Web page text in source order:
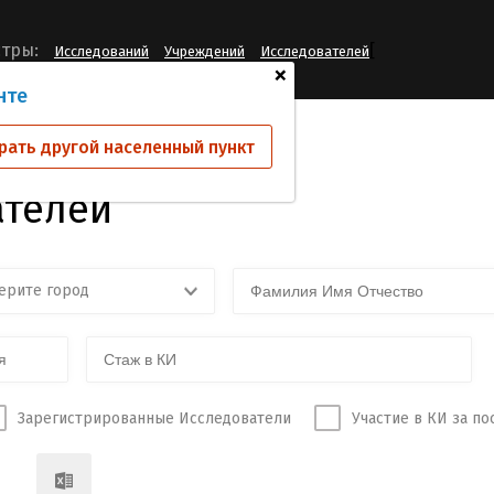
+
другой населенный пункт
Исследований Учреждений Исследователей
город
Зарегистрированные Исследователи Участие в КИ за